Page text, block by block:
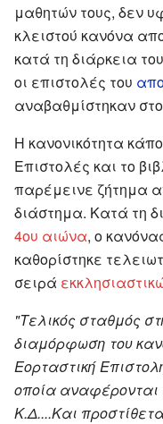
μαθητών τους, δεν
κλειστού κανόνα
κατά τη διάρκεια του
οι επιστολές του
αναβαθμίστηκαν
Η κανονικότητα
Επιστολές και το
παρέμεινε ζήτημα
διάστημα. Κατά τη
4ου αιώνα, ο
καθορίστηκε
σειρά
"Τελικός σταθμός
διαμόρφωση του
Εορταστική
οποία αναφέρονται
Κ.Δ....Και